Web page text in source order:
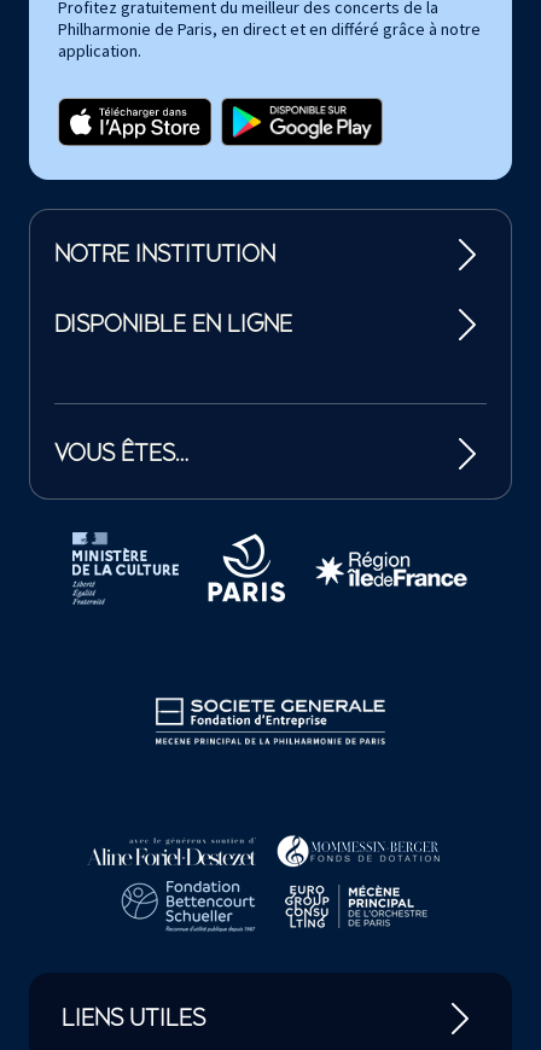
Profitez gratuitement du meilleur des concerts de la
Philharmonie de Paris, en direct et en différé grâce à notre
application.
NOTRE INSTITUTION
DISPONIBLE EN LIGNE
VOUS ÊTES…
Tutelles et mécènes de la Philharmonie de Paris
LIENS UTILES